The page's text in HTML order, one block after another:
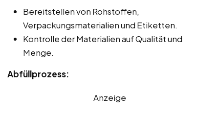
Bereitstellen von Rohstoffen,
Verpackungsmaterialien und Etiketten.
Kontrolle der Materialien auf Qualität und
Menge.
Abfüllprozess:
Anzeige